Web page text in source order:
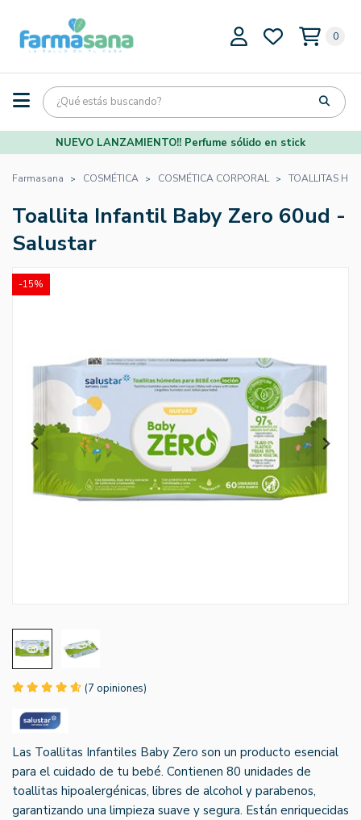
0
NUEVO LANZAMIENTO!! Perfume sólido en stick
Farmasana COSMÉTICA COSMÉTICA CORPORAL TOALLITAS
Toallita Infantil Baby Zero 60ud -
Salustar
-15%
(7 opiniones)
Las Toallitas Infantiles Baby Zero son un producto esencial
para el cuidado de tu bebé. Contienen 80 unidades de
toallitas hipoalergénicas, libres de alcohol y parabenos,
garantizando una limpieza suave y segura. Están enriquecidas